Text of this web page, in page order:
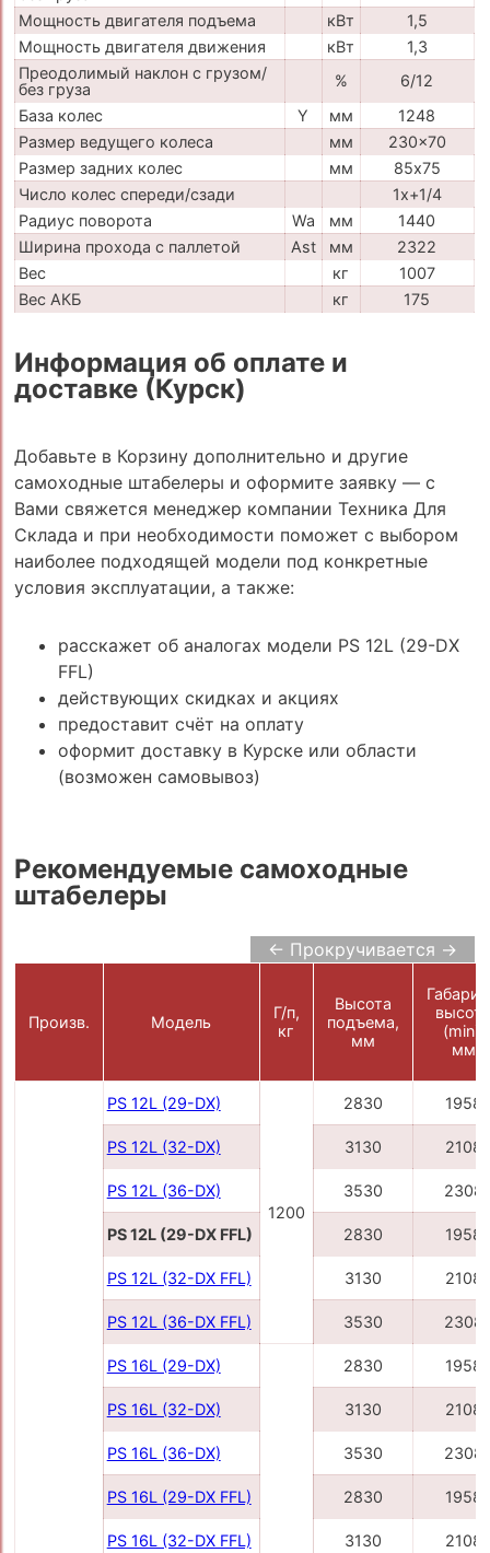
Мощность двигателя подъема
кВт
1,5
Мощность двигателя движения
кВт
1,3
Преодолимый наклон с грузом/
без груза
%
6/12
База колес
Y мм
1248
Размер ведущего колеса
мм
230x70
Размер задних колес
мм
85х75
Число колес спереди/сзади
1x+1/4
Радиус поворота
Wa мм
1440
Ширина прохода с паллетой
Ast мм
2322
Вес
кг
1007
Вес АКБ
кг 175
Информация об оплате и
доставке (Курск)
Добавьте в Корзину дополнительно и другие
самоходные штабелеры и оформите заявку — с
Вами свяжется менеджер компании Техника Для
Склада и при необходимости поможет с выбором
наиболее подходящей модели под конкретные
условия эксплуатации, а также:
расскажет об аналогах модели PS 12L (29-DX
FFL)
действующих скидках и акциях
предоставит счёт на оплату
оформит доставку в Курске или области
(возможен самовывоз)
Рекомендуемые самоходные
штабелеры
← Прокручивается →
Произв. Модель
Г/п,
кг
Высота
подъема,
мм
(min),
мм
PS 12L (29-DX)
1200
2830 1958
PS 12L (32-DX) 3130 2108
PS 12L (36-DX) 3530 2308
PS 12L (29-DX FFL) 2830 1958
PS 12L (32-DX FFL) 3130 2108
PS 12L (36-DX FFL) 3530 2308
PS 16L (29-DX) 2830 1958
PS 16L (32-DX) 3130 2108
PS 16L (36-DX) 3530 2308
PS 16L (29-DX FFL) 2830 1958
PS 16L (32-DX FFL) 3130 2108